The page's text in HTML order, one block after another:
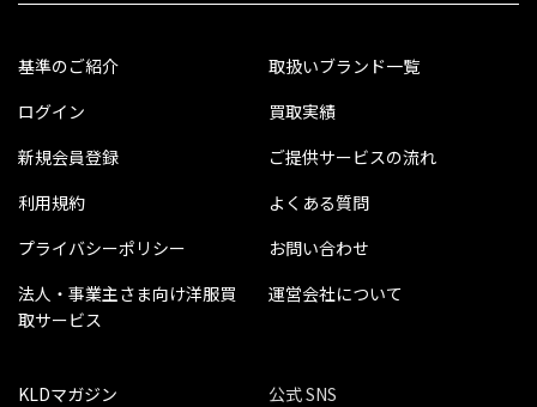
基準のご紹介
ログイン
新規会員登録
利用規約
プライバシーポリシー
法人・事業主さま向け洋服買
取サービス
取扱いブランド一覧
買取実績
ご提供サービスの流れ
よくある質問
お問い合わせ
運営会社について
KLDマガジン
公式 SNS